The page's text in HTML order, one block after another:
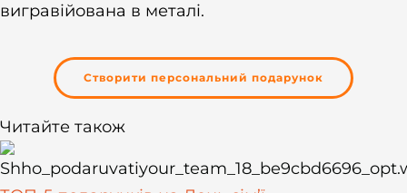
вигравійована в металі.
Створити персональний подарунок
Читайте також